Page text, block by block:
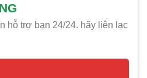
hỗ trợ bạn 24/24. hãy liên lạc